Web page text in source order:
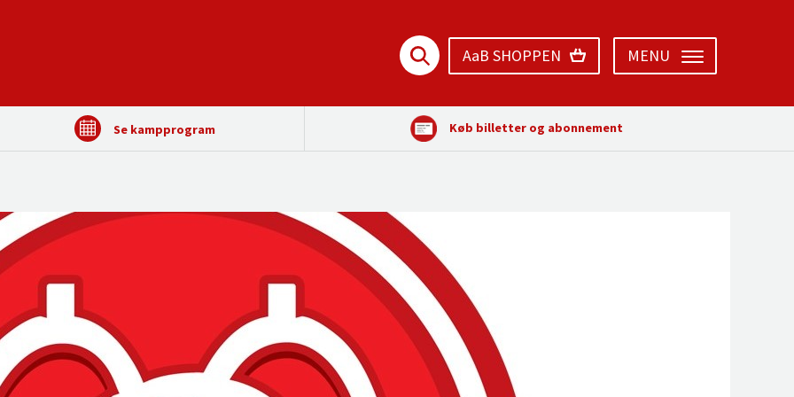
AaB SHOPPEN MENU
Køb billetter og abonnement
Se kampprogram